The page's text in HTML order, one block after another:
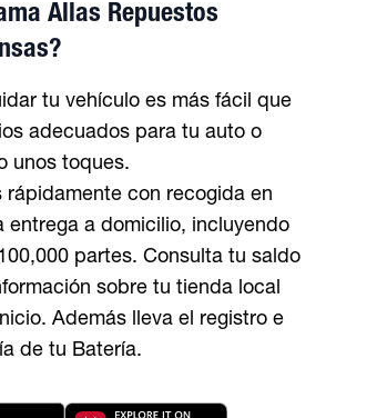
Allas Repuestos
tu vehículo es más fácil que
adecuados para tu auto o
unos toques.
con recogida en
a domicilio, incluyendo
partes. Consulta tu saldo
sobre tu tienda local
Además lleva el registro e
de tu Batería.